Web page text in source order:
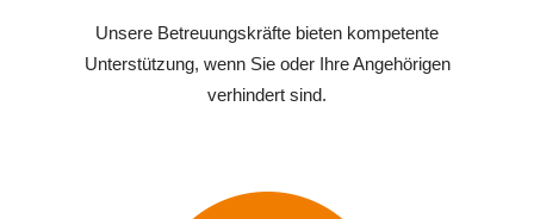
Unsere Betreuungskräfte bieten kompetente
Unterstützung, wenn Sie oder Ihre Angehörigen
verhindert sind.